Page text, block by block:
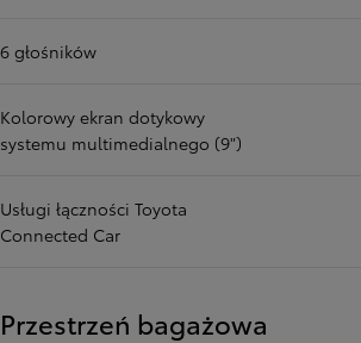
6 głośników
Kolorowy ekran dotykowy
systemu multimedialnego (9")
Usługi łączności Toyota
Connected Car
Przestrzeń bagażowa